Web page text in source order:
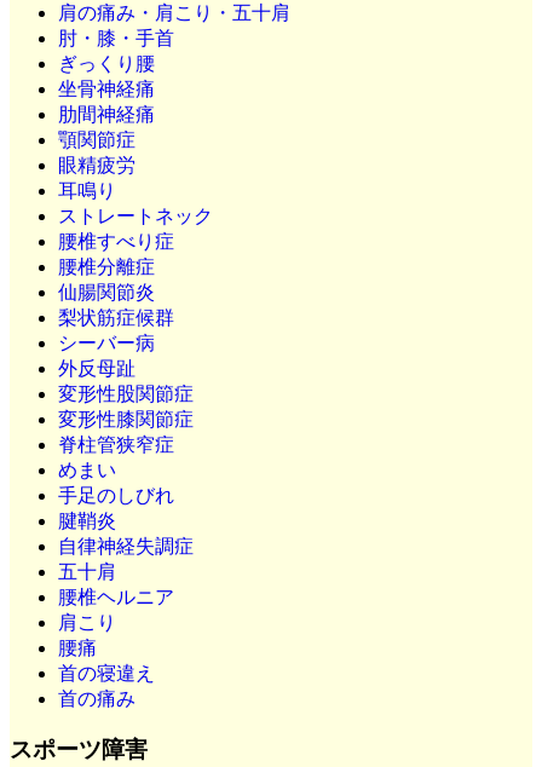
肩の痛み・肩こり・五十肩
肘・膝・手首
ぎっくり腰
坐骨神経痛
肋間神経痛
顎関節症
眼精疲労
耳鳴り
ストレートネック
腰椎すべり症
腰椎分離症
仙腸関節炎
梨状筋症候群
シーバー病
外反母趾
変形性股関節症
変形性膝関節症
脊柱管狭窄症
めまい
手足のしびれ
腱鞘炎
自律神経失調症
五十肩
腰椎ヘルニア
肩こり
腰痛
首の寝違え
首の痛み
スポーツ障害